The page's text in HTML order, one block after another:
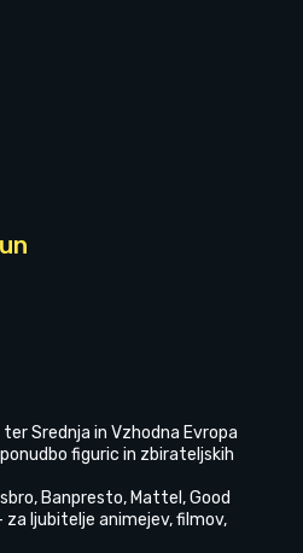
Srednja in Vzhodna Evropa
figuric in zbirateljskih
Banpresto, Mattel, Good
za ljubitelje animejev, filmov,